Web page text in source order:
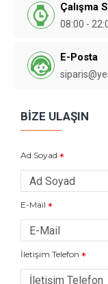
Çalışma
08:00 -
E-Posta
BIZE ULAŞIN
Ad Soyad
E-Mail
İletişim Telefon